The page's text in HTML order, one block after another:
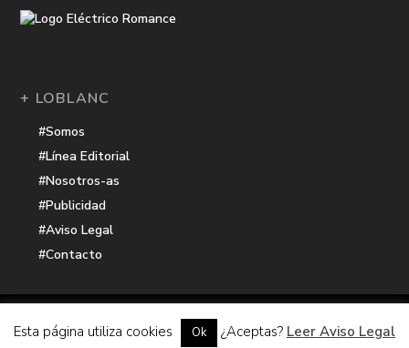
+ LOBLANC
#Somos
#Línea Editorial
#Nosotros-as
#Publicidad
#Aviso Legal
#Contacto
Electrico Romance
Hacker Harbor
Esta página utiliza cookies Ok ¿Aceptas? Leer Aviso Legal